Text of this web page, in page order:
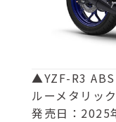
▲YZF-R3
ルーメタリッ
発売日：2025